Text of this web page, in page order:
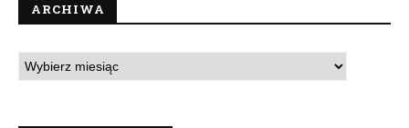
ARCHIWA